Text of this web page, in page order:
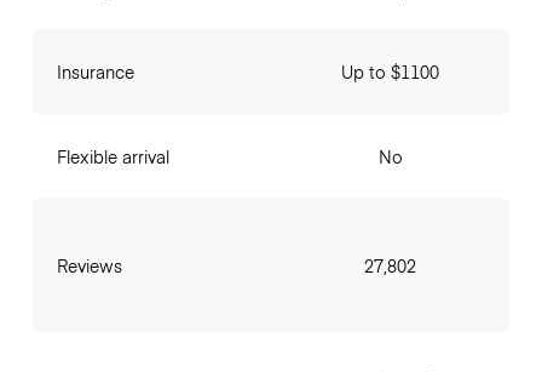
Insurance
Flexible arrival
Reviews
Up to $1100
No
27,802